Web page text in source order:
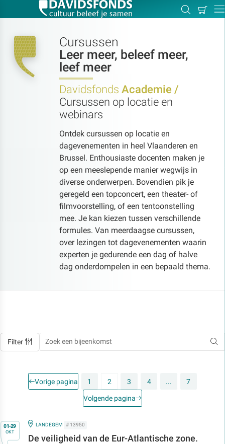
Zoeken
Mijn
Cursussen
Leer meer, beleef meer,
leef meer
Davidsfonds Academie /
Cursussen op locatie en
webinars
Ontdek cursussen op locatie en
dagevenementen in heel Vlaanderen en
Brussel. Enthousiaste docenten maken je
op een meeslepende manier wegwijs in
diverse onderwerpen. Bovendien pik je
geregeld een topconcert, een theater- of
filmvoorstelling, of een tentoonstelling
mee. Je kan kiezen tussen verschillende
formules. Van meerdaagse cursussen,
over lezingen tot dagevenementen waarin
experten je gedurende een dag of halve
dag onderdompelen in een bepaald thema.
Filter
Vorige pagina 1 2 3 4 ... 7
Volgende pagina
Op01-29
OKT
IN
LANDEGEM # 13950
De veiligheid van de Eur-Atlantische zone.